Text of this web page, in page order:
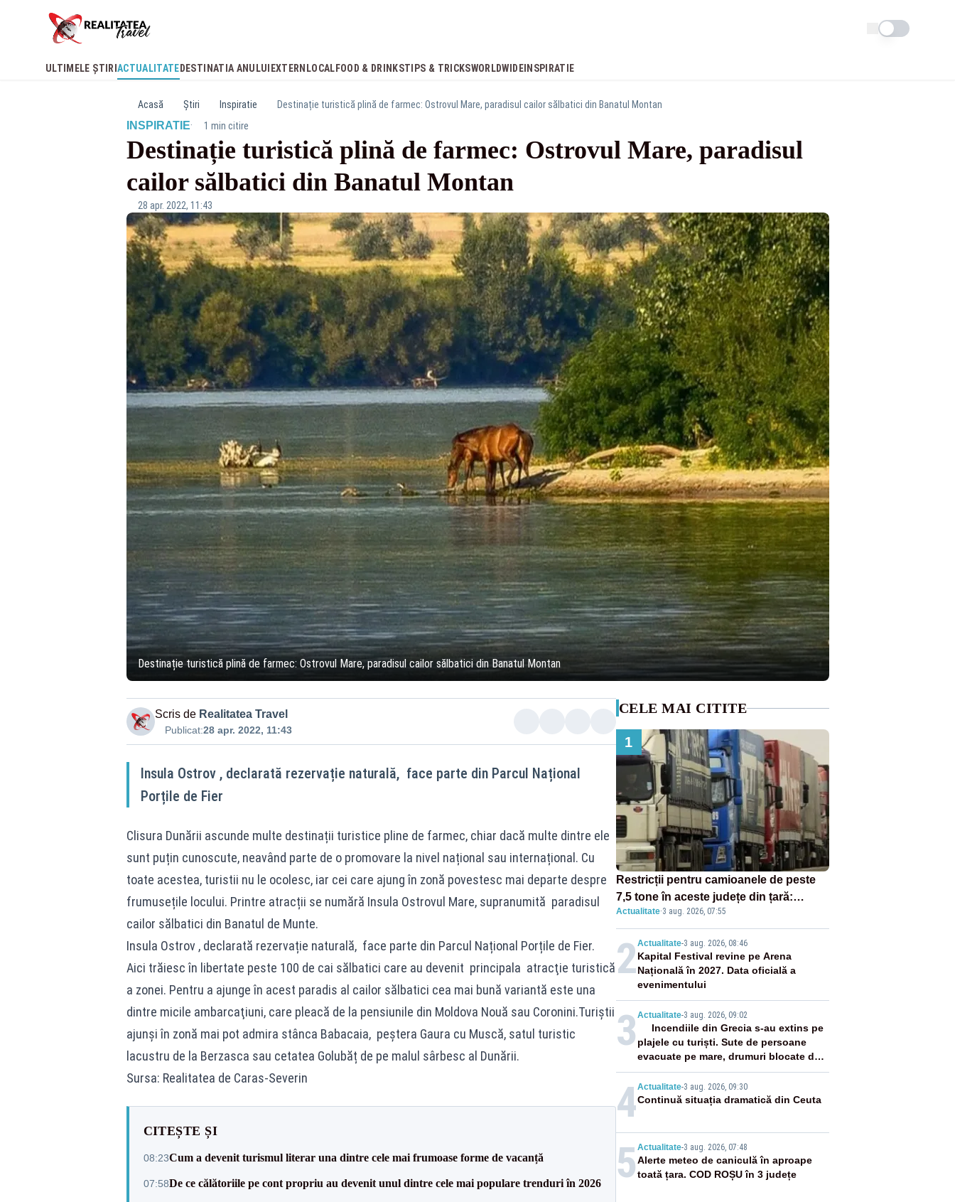
Schimba tema
ULTIMELE ȘTIRI ACTUALITATE DESTINATIA ANULUI EXTERN LOCAL FOOD & DRINKSTIPS & TRICKSWORLDWIDEINSPIRATIE
Acasă Știri Inspiratie Destinație turistică plină de farmec: Ostrovul Mare, paradisul cailor sălbatici din Banatul Montan
INSPIRATIE· 1 min citire
Destinație turistică plină de farmec: Ostrovul Mare, paradisul
cailor sălbatici din Banatul Montan
28 apr. 2022, 11:43
Destinație turistică plină de farmec: Ostrovul Mare, paradisul cailor sălbatici din Banatul Montan
Scris de Realitatea Travel
Publicat:28 apr. 2022, 11:43
Insula Ostrov , declarată rezervație naturală, face parte din Parcul Național
Porțile de Fier
Clisura Dunării ascunde multe destinații turistice pline de farmec, chiar dacă multe dintre ele
sunt puțin cunoscute, neavând parte de o promovare la nivel național sau internațional. Cu
toate acestea, turistii nu le ocolesc, iar cei care ajung în zonă povestesc mai departe despre
frumusețile locului. Printre atracții se numără Insula Ostrovul Mare, supranumită paradisul
cailor sălbatici din Banatul de Munte.
Insula Ostrov , declarată rezervație naturală, face parte din Parcul Național Porțile de Fier.
Aici trăiesc în libertate peste 100 de cai sălbatici care au devenit principala atracţie turistică
a zonei. Pentru a ajunge în acest paradis al cailor sălbatici cea mai bună variantă este una
dintre micile ambarcaţiuni, care pleacă de la pensiunile din Moldova Nouă sau Coronini.Turiștii
ajunși în zonă mai pot admira stânca Babacaia, peștera Gaura cu Muscă, satul turistic
lacustru de la Berzasca sau cetatea Golubăț de pe malul sârbesc al Dunării.
Sursa: Realitatea de Caras-Severin
CITEȘTE ȘI
08:23Cum a devenit turismul literar una dintre cele mai frumoase forme de vacanță
07:58De ce călătoriile pe cont propriu au devenit unul dintre cele mai populare trenduri în 2026
CELE MAI CITITE
1
Restricții pentru camioanele de peste
7,5 tone în aceste județe din țară:
circulația este interzisă luni, între orele
12:00 și 20:00
Actualitate·3 aug. 2026, 07:55
2Actualitate-3 aug. 2026, 08:46
Kapital Festival revine pe Arena
Națională în 2027. Data oficială a
evenimentului
3 Actualitate-3 aug. 2026, 09:02
Incendiile din Grecia s-au extins pe
plajele cu turiști. Sute de persoane
evacuate pe mare, drumuri blocate de
flăcări
4Actualitate-3 aug. 2026, 09:30
Continuă situația dramatică din Ceuta
5 Actualitate-3 aug. 2026, 07:48
Alerte meteo de caniculă în aproape
toată țara. COD ROȘU în 3 județe